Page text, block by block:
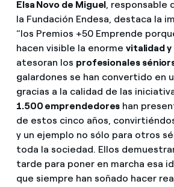
Elsa Novo de Miguel, responsable
la Fundación Endesa, destaca la
“los Premios +50 Emprende
hacen visible la enorme vitalidad
atesoran los profesionales
galardones se han convertido en
gracias a la calidad de las
1.500 emprendedores han
de estos cinco años,
y un ejemplo no sólo para otros
toda la sociedad. Ellos
tarde para poner en marcha esa
que siempre han soñado hacer